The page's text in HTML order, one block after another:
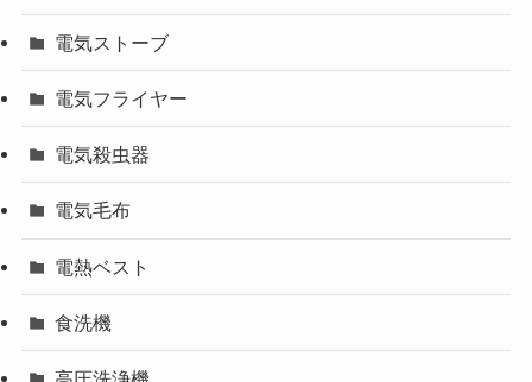
電気ストーブ
電気フライヤー
電気殺虫器
電気毛布
電熱ベスト
食洗機